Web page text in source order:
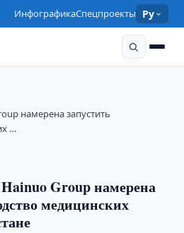
ИнфографикаСпецпроекты Ру
намерена запустить
…
Group намерена
медицинских